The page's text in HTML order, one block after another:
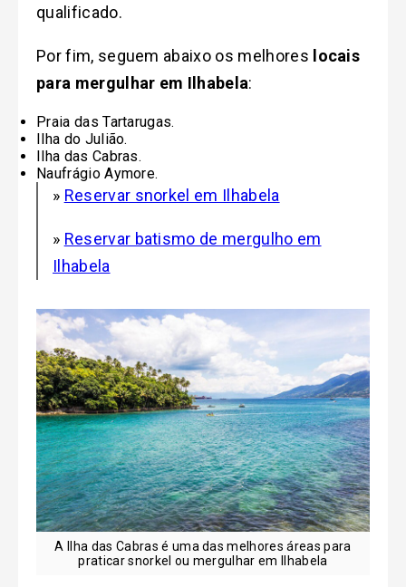
qualificado.
Por fim, seguem abaixo os melhores locais
para mergulhar em Ilhabela:
Praia das Tartarugas.
Ilha do Julião.
Ilha das Cabras.
Naufrágio Aymore.
» Reservar snorkel em Ilhabela
» Reservar batismo de mergulho em
Ilhabela
A Ilha das Cabras é uma das melhores áreas para
praticar snorkel ou mergulhar em Ilhabela